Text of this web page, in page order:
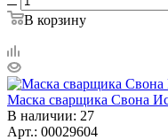
В корзину
Маска сварщика Свона
В наличии: 27
Арт.: 00029604